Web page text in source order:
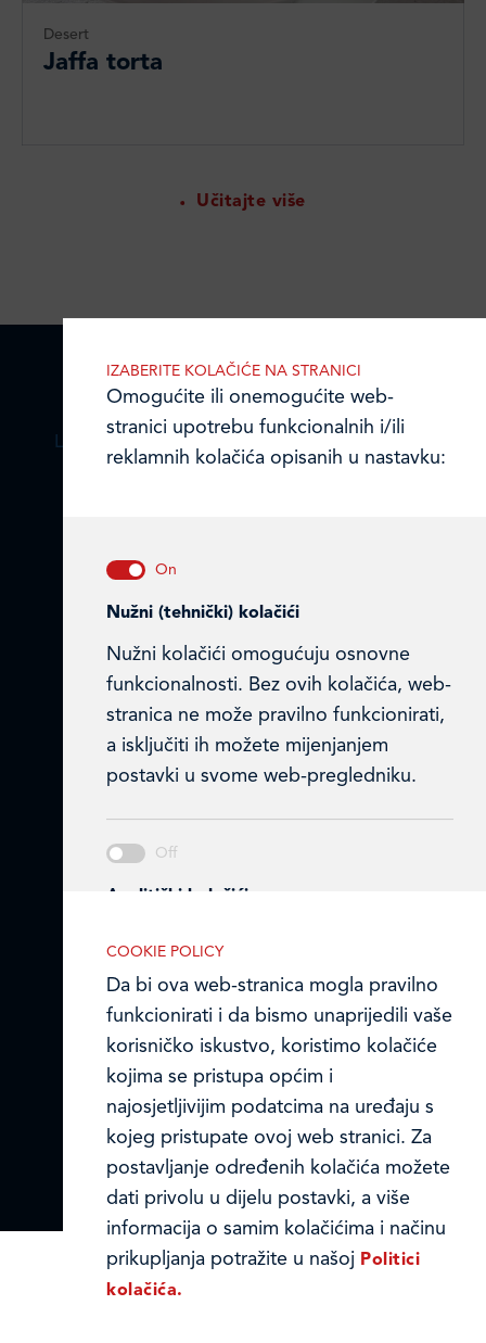
Desert
Jaffa torta
Učitajte više
LEDO PLUS D.O.O.
Email:ledo@ledo.hr
Matični broj (MB): 4938763
Ledo Hrvatska
Prodajni centri
Online formular
© LEDO plus d.o.o. 2026.
COOKIE POLICY
Da bi ova web-stranica mogla pravilno
funkcionirati i da bismo unaprijedili vaše
korisničko iskustvo, koristimo kolačiće
kojima se pristupa općim i
najosjetljivijim podatcima na uređaju s
kojeg pristupate ovoj web stranici. Za
postavljanje određenih kolačića možete
dati privolu u dijelu postavki, a više
informacija o samim kolačićima i načinu
prikupljanja potražite u našoj Politici
kolačića.
IZABERITE KOLAČIĆE NA STRANICI
Omogućite ili onemogućite web-
stranici upotrebu funkcionalnih i/ili
reklamnih kolačića opisanih u nastavku:
Nužni (tehnički) kolačići
Nužni kolačići omogućuju osnovne
funkcionalnosti. Bez ovih kolačića, web-
stranica ne može pravilno funkcionirati,
a isključiti ih možete mijenjanjem
postavki u svome web-pregledniku.
Analitički kolačići
analizom podataka o njeziinu korištenju.
Marketinški kolačići
Marketinške kolačiće koristimo radi
povećanja relevantnosti oglasa koje
primate.